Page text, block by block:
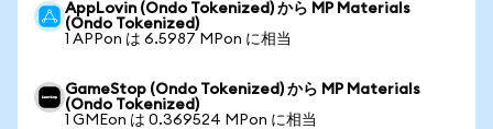
AppLovin (Ondo Tokenized) から MP Materials
(Ondo Tokenized)
1 APPon は 6.5987 MPon に相当
GameStop (Ondo Tokenized) から MP Materials
(Ondo Tokenized)
1 GMEon は 0.369524 MPon に相当